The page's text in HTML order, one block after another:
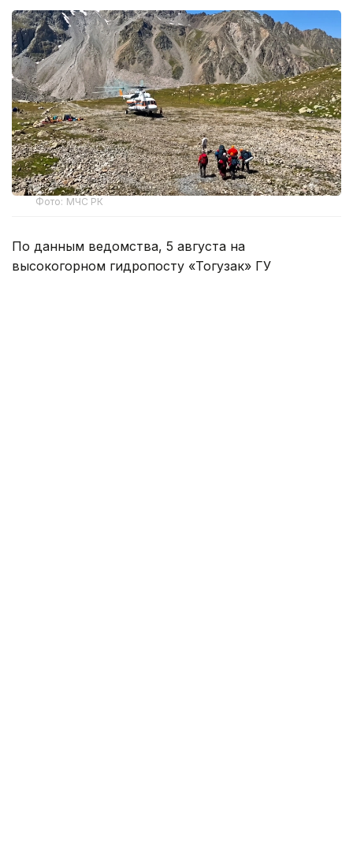
Фото: МЧС РК
По данным ведомства, 5 августа на
высокогорном гидропосту «Тогузак» ГУ